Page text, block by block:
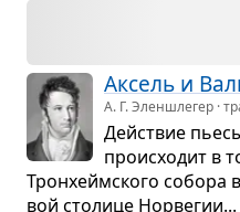
Аксель и
А. Г. Эленшлегер ·
Действие
про­ис­хо­дит в
Трон­хейм­ского собора
вой сто­лице Нор­ве­гии...